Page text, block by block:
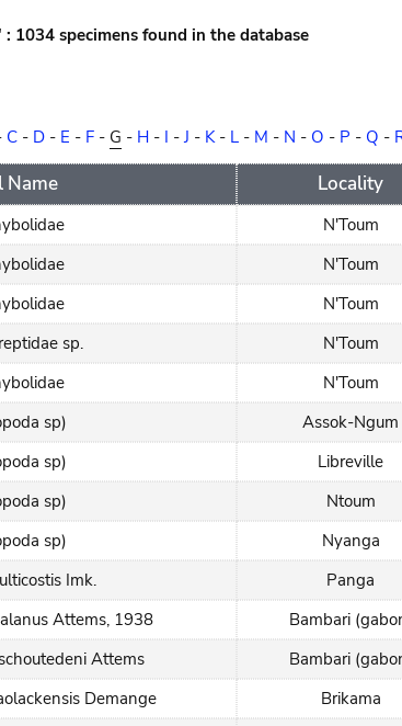
specimens found in the database
C - D - E - F - G - H - I -J - K- L - M - N - O - P - Q -
Name Locality
N'Toum
N'Toum
N'Toum
sp. N'Toum
N'Toum
sp) Assok-Ngum
sp) Libreville
sp) Ntoum
sp) Nyanga
Imk. Panga
Attems, 1938 Bambari
Attems Bambari
Demange Brikama